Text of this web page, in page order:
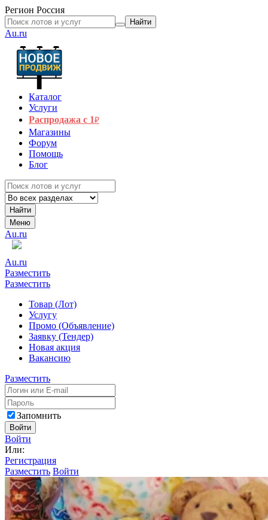
Регион Россия
Найти
Au.ru
Каталог
Услуги
Распродажа с 1₽
Магазины
Форум
Помощь
Блог
Найти
Меню
Au.ru
Au.ru
Разместить
Разместить
Товар (Лот)
Услугу
Промо (Объявление)
Заявку (Тендер)
Новая акция
Вакансию
Разместить
Запомнить
Войти
Войти
Или:
Регистрация
Разместить Войти